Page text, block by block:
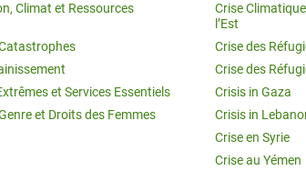
Climat et Ressources
et Services Essentiels
et Droits des Femmes
Crise
l’Est
Crise des
Crise des
Crisis in Gaza
Crisis in
Crise en Syrie
Crise au Yémen